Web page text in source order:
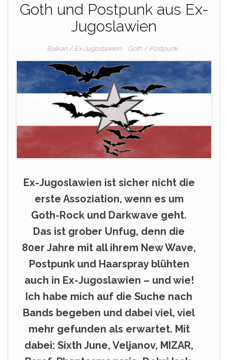
Goth und Postpunk aus Ex-
Jugoslawien
Balkan / Ex-Jugoslawien Goth / Postpunk
Ex-Jugoslawien ist sicher nicht die
erste Assoziation, wenn es um
Goth-Rock und Darkwave geht.
Das ist grober Unfug, denn die
80er Jahre mit all ihrem New Wave,
Postpunk und Haarspray blühten
auch in Ex-Jugoslawien – und wie!
Ich habe mich auf die Suche nach
Bands begeben und dabei viel, viel
mehr gefunden als erwartet. Mit
dabei: Sixth June, Veljanov, MIZAR,